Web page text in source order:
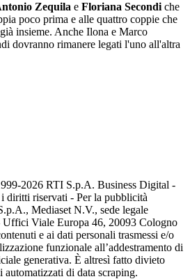
Zequila e Floriana Secondiche
poco prima e alle quattro coppie che
insieme. Anche Ilona e Marco
dovranno rimanere legati l'uno all'altra
2026 RTI S.p.A. Business Digital -
diritti riservati - Per la pubblicità
Mediaset N.V., sede legale
Uffici Viale Europa 46, 20093 Cologno
e ai dati personali trasmessi e/o
funzionale all’addestramento di
generativa. È altresì fatto divieto
automatizzati di data scraping.